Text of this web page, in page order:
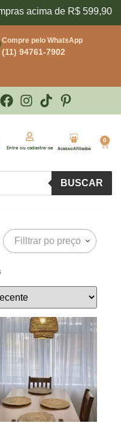
acima de R$ 599,90
Compre pelo WhatsApp
(11) 94761-7902
Entre ou cadastre-se Acesso Afiliados
0
BUSCAR
Filltrar po preço